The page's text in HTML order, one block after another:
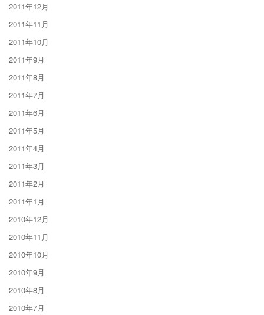
2011年12月
2011年11月
2011年10月
2011年9月
2011年8月
2011年7月
2011年6月
2011年5月
2011年4月
2011年3月
2011年2月
2011年1月
2010年12月
2010年11月
2010年10月
2010年9月
2010年8月
2010年7月